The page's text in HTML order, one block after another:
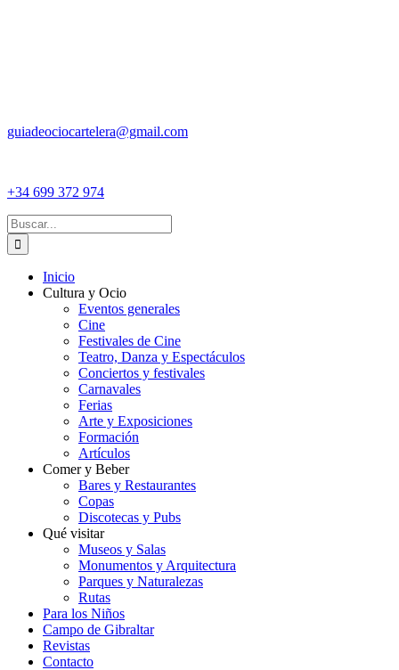
guiadeociocartelera@gmail.com
+34 699 372 974
Buscar:
Inicio
Cultura y Ocio
Eventos generales
Cine
Festivales de Cine
Teatro, Danza y Espectáculos
Conciertos y festivales
Carnavales
Ferias
Arte y Exposiciones
Formación
Artículos
Comer y Beber
Bares y Restaurantes
Copas
Discotecas y Pubs
Qué visitar
Museos y Salas
Monumentos y Arquitectura
Parques y Naturalezas
Rutas
Para los Niños
Campo de Gibraltar
Revistas
Contacto